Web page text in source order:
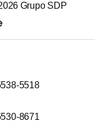
Grupo SDP
5518
8671